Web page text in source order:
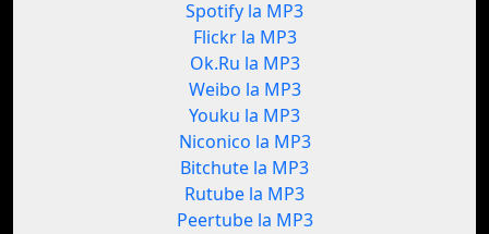
Spotify la MP3
Flickr la MP3
Ok.Ru la MP3
Weibo la MP3
Youku la MP3
Niconico la MP3
Bitchute la MP3
Rutube la MP3
Peertube la MP3